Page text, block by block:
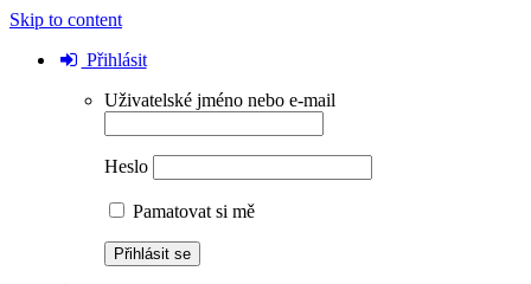
Skip to content
Přihlásit
Uživatelské jméno nebo e-mail
Heslo
Pamatovat si mě